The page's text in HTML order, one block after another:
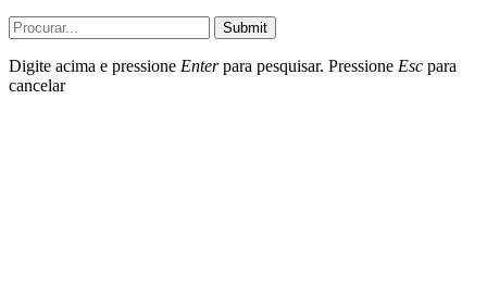
Submit
Digite acima e pressione Enterpara pesquisar. Pressione Esc para
cancelar